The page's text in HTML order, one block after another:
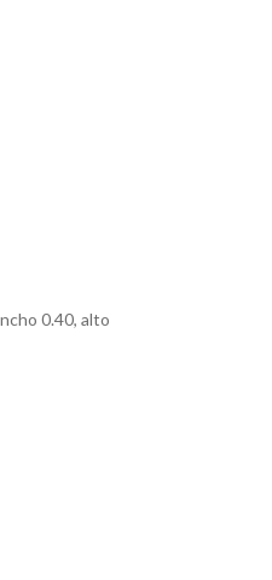
0.40, alto